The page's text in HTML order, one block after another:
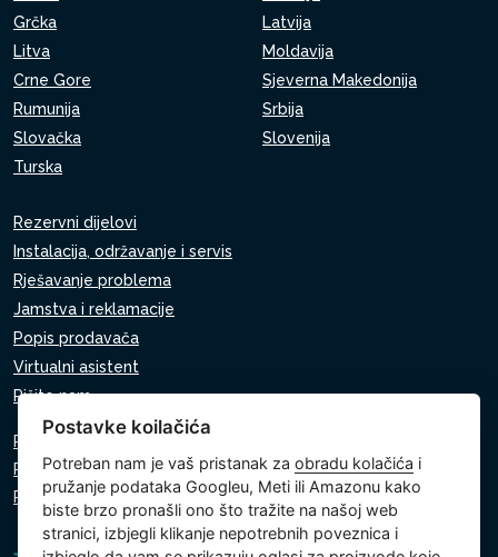
Grčka
Latvija
Litva
Moldavija
Crne Gore
Sjeverna Makedonija
Rumunija
Srbija
Slovačka
Slovenija
Turska
Rezervni dijelovi
Instalacija, održavanje i servis
Rješavanje problema
Jamstva i reklamacije
Popis prodavača
Virtualni asistent
Pišite nam
Pravila o zaštiti osobnih podataka
Pravila o korištenju kolačića
Postavke kolačića
Postavke koilačića
Potreban nam je vaš pristanak zaobradu kolačića i
pružanje podataka Googleu, Meti ili Amazonu kako
biste brzo pronašli ono što tražite na našoj web
stranici, izbjegli klikanje nepotrebnih poveznica i